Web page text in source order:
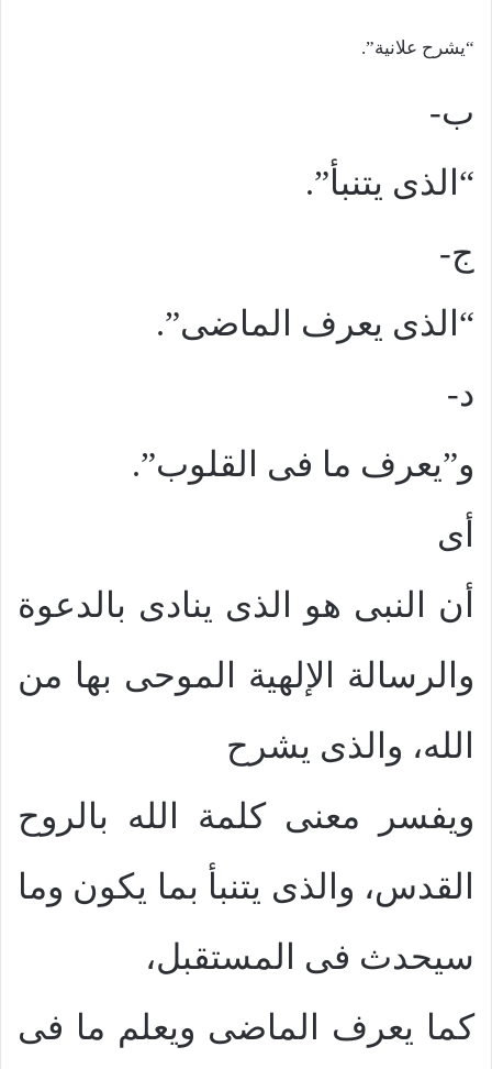
“يشرح علانية”.
ب-
“الذى يتنبأ”.
ج-
“الذى يعرف الماضى”.
د-
و”يعرف ما فى القلوب”.
أى
أن النبى هو الذى ينادى بالدعوة
والرسالة الإلهية الموحى بها من
الله، والذى يشرح
ويفسر معنى كلمة الله بالروح
القدس، والذى يتنبأ بما يكون وما
سيحدث فى المستقبل،
كما يعرف الماضى ويعلم ما فى